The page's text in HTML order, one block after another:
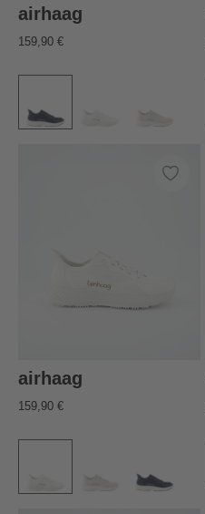
airhaag
159,90 €
airhaag
159,90 €